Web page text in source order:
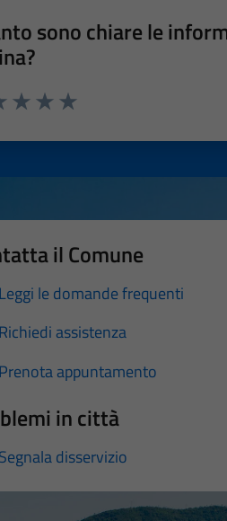
sono chiare le
il Comune
Leggi le domande frequenti
Richiedi assistenza
Prenota appuntamento
in città
Segnala disservizio